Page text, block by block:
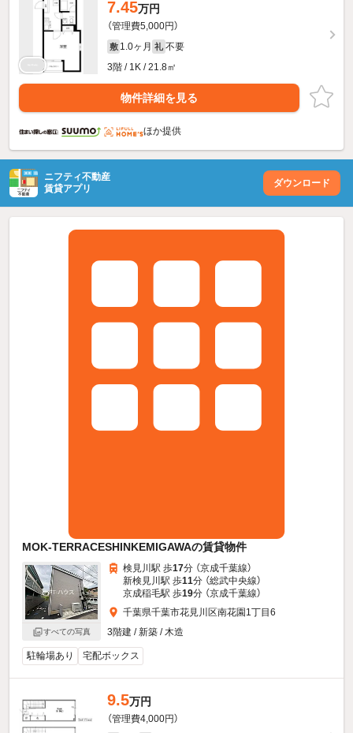
7.45万円
（管理費5,000円）
敷 1.0ヶ月 礼 不要
3階 / 1K / 21.8㎡
物件詳細を見る
ほか提供
ニフティ不動産
賃貸アプリ
ダウンロード
MOK-TERRACESHINKEMIGAWAの賃貸物件
すべての写真
検見川駅 歩17分 （京成千葉線）
新検見川駅 歩11分 （総武中央線）
京成稲毛駅 歩19分 （京成千葉線）
千葉県千葉市花見川区南花園1丁目6
3階建 / 新築 / 木造
駐輪場あり 宅配ボックス
9.5万円
（管理費4,000円）